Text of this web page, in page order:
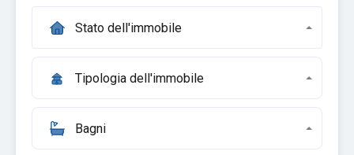
Stato dell'immobile
Tipologia dell'immobile
Bagni